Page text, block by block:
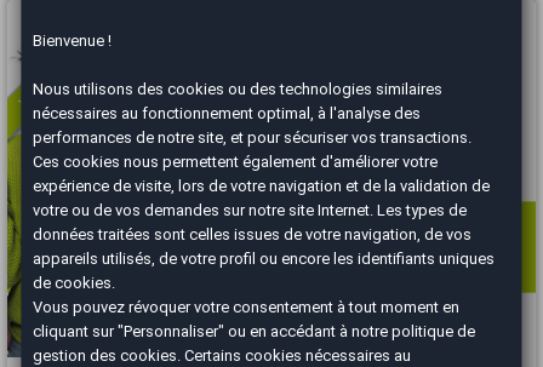
Vous arrivez trop tard
Bienvenue !
Nous utilisons des cookies ou des technologies similaires
nécessaires au fonctionnement optimal, à l'analyse des
performances de notre site, et pour sécuriser vos transactions.
Ces cookies nous permettent également d'améliorer votre
expérience de visite, lors de votre navigation et de la validation de
votre ou de vos demandes sur notre site Internet. Les types de
données traitées sont celles issues de votre navigation, de vos
appareils utilisés, de votre profil ou encore les identifiants uniques
de cookies.
Vous pouvez révoquer votre consentement à tout moment en
cliquant sur "Personnaliser" ou en accédant à notrepolitique de
gestion des cookies . Certains cookies nécessaires au